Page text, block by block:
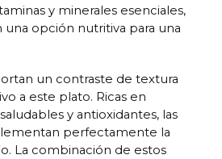
y minerales esenciales,
opción nutritiva para una
un contraste de textura
a este plato. Ricas en
y antioxidantes, las
perfectamente la
La combinación de estos